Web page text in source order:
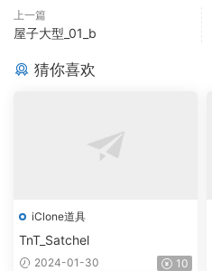
上一篇
屋子大型_01_b
猜你喜欢
iClone道具
TnT_Satchel
2024-01-30 10